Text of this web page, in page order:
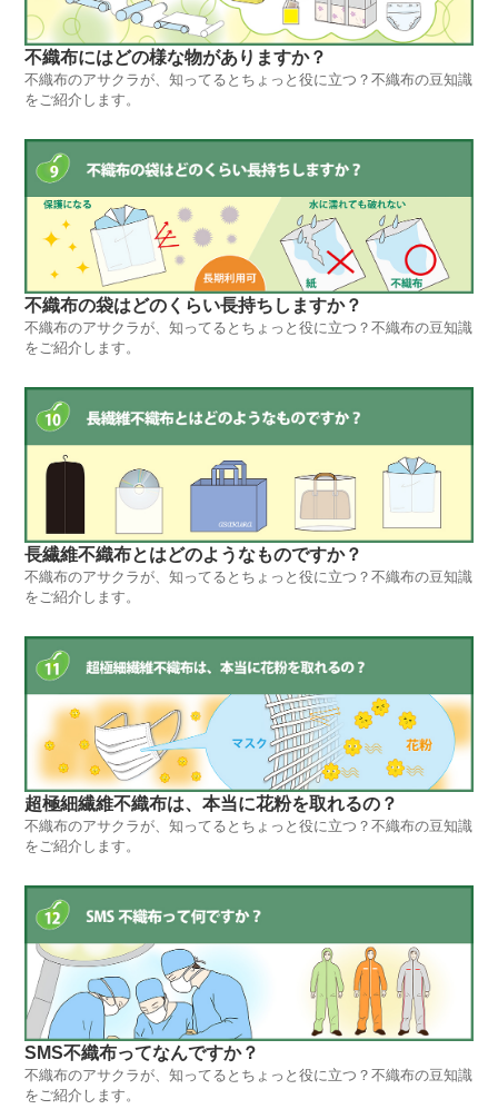
不織布にはどの様な物がありますか？
不織布のアサクラが、知ってるとちょっと役に立つ？不織布の豆知識
をご紹介します。
不織布の袋はどのくらい長持ちしますか？
不織布のアサクラが、知ってるとちょっと役に立つ？不織布の豆知識
をご紹介します。
長繊維不織布とはどのようなものですか？
不織布のアサクラが、知ってるとちょっと役に立つ？不織布の豆知識
をご紹介します。
超極細繊維不織布は、本当に花粉を取れるの？
不織布のアサクラが、知ってるとちょっと役に立つ？不織布の豆知識
をご紹介します。
SMS不織布ってなんですか？
不織布のアサクラが、知ってるとちょっと役に立つ？不織布の豆知識
をご紹介します。